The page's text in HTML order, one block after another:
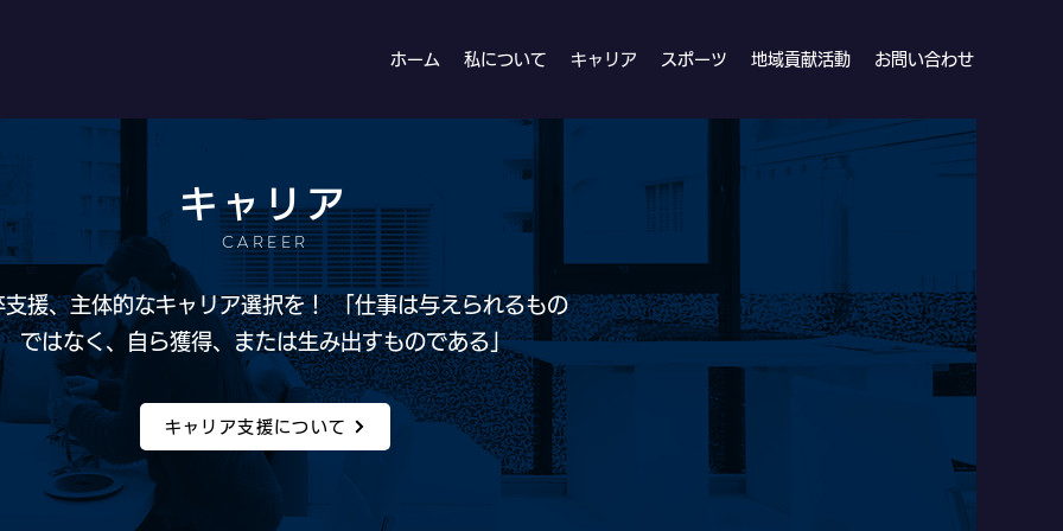
ホーム 私について キャリア スポーツ 地域貢献活動 お問い合わせ
キャリア
CAREER
支援、主体的なキャリア選択を！ 「仕事は与えられるもの
ではなく、
自ら獲得、または生み出すものである」
キャリア支援について